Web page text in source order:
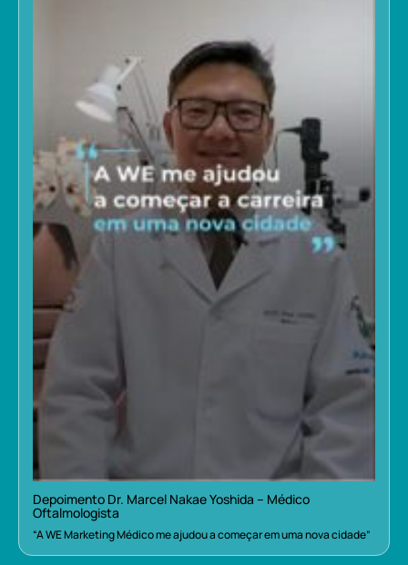
Depoimento Dr. Marcel Nakae Yoshida – Médico
Oftalmologista
“A WE Marketing Médico me ajudou a começar em uma nova cidade”